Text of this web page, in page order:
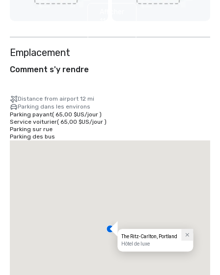
Emplacement
Comment s'y rendre
Distance from airport 12 mi
Parking dans les environs
Parking payant( 65,00 $US/jour)
Service voiturier( 65,00 $US/jour)
Parking sur rue
Parking des bus
The Ritz-Carlton, Portland
Hôtel de luxe